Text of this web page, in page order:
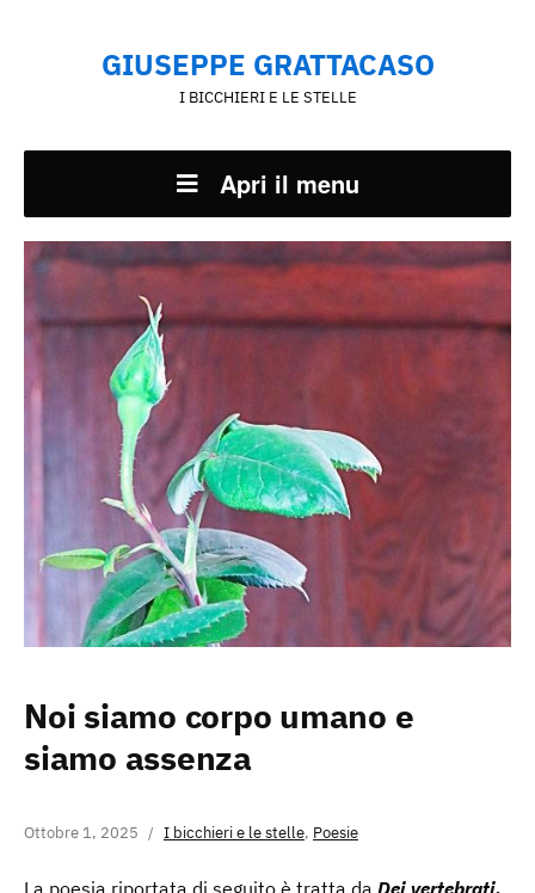
GIUSEPPE GRATTACASO
I BICCHIERI E LE STELLE
Apri il menu
Noi siamo corpo umano e
siamo assenza
Ottobre 1, 2025 I bicchieri e le stelle, Poesie
La poesia riportata di seguito è tratta da Dei vertebrati,